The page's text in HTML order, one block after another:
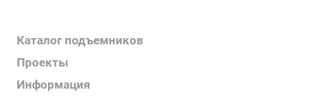
Каталог подъемников
Проекты
Информация